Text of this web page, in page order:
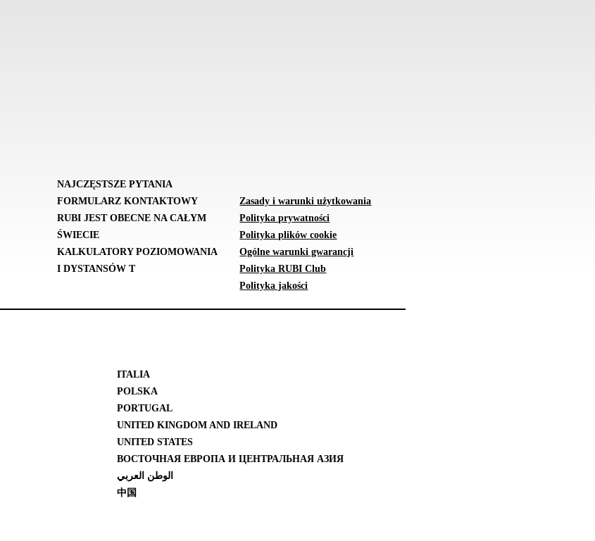
NAJCZĘSTSZE PYTANIA
FORMULARZ KONTAKTOWY
RUBI JEST OBECNE NA CAŁYM
ŚWIECIE
KALKULATORY POZIOMOWANIA
I DYSTANSÓW T
Zasady i warunki użytkowania
Polityka prywatności
Polityka plików cookie
Ogólne warunki gwarancji
Polityka RUBI Club
Polityka jakości
ITALIA
POLSKA
PORTUGAL
UNITED KINGDOM AND IRELAND
UNITED STATES
ВОСТОЧНАЯ ЕВРОПА И ЦЕНТРАЛЬНАЯ АЗИЯ
الوطن العربي
中国